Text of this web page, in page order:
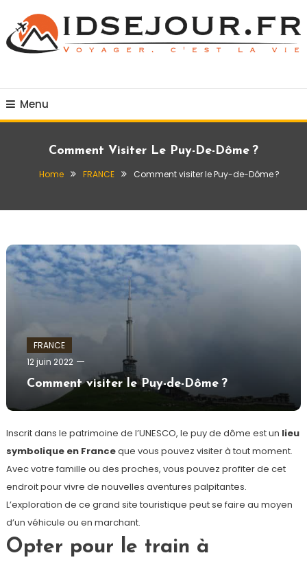
Content
Menu
Comment Visiter Le Puy-De-Dôme ?
Home FRANCE Comment visiter le Puy-de-Dôme ?
FRANCE
12 juin 2022
admin
Comment visiter le Puy-de-Dôme ?
Inscrit dans le patrimoine de l’UNESCO, le puy de dôme est un lieu
symbolique en Franceque vous pouvez visiter à tout moment.
Avec votre famille ou des proches, vous pouvez profiter de cet
endroit pour vivre de nouvelles aventures palpitantes.
L’exploration de ce grand site touristique peut se faire au moyen
d’un véhicule ou en marchant.
Opter pour le train à